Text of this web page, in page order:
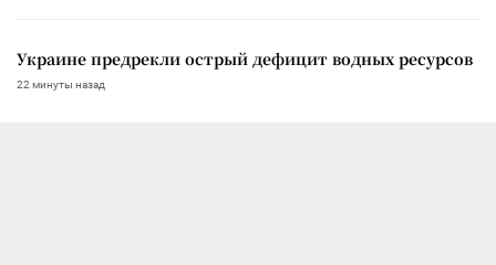
Украине предрекли острый дефицит водных ресурсов
22 минуты назад